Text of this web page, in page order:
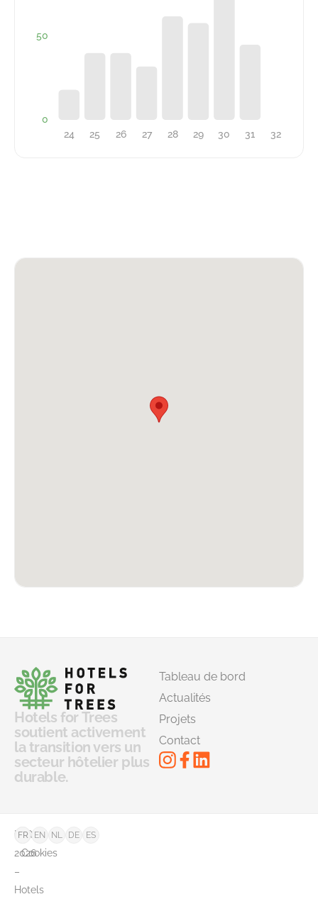
Hotels for Trees
soutient activement
la transition vers un
secteur hôtelier plus
durable.
Tableau de bord
Actualités
Projets
Contact
©
2026
–
Hotels
FAQ
Cookies
FR EN NL DE ES